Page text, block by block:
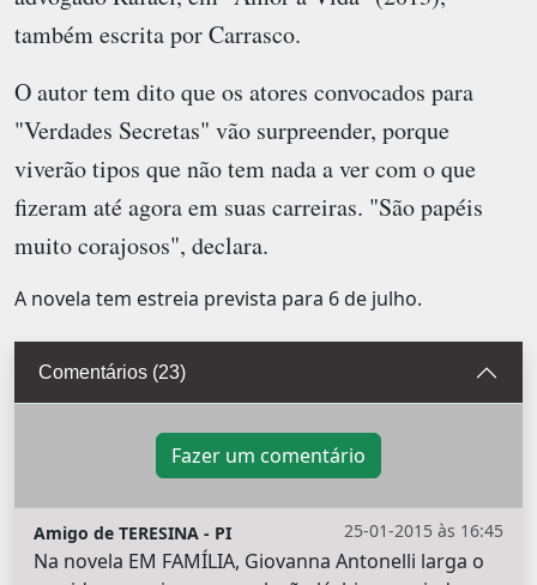
também escrita por Carrasco.
O autor tem dito que os atores convocados para
"Verdades Secretas" vão surpreender, porque
viverão tipos que não tem nada a ver com o que
fizeram até agora em suas carreiras. "São papéis
muito corajosos", declara.
A novela tem estreia prevista para 6 de julho.
Comentários (23)
Fazer um comentário
25-01-2015 às 16:45
Amigo de TERESINA - PI
Na novela EM FAMÍLIA, Giovanna Antonelli larga o